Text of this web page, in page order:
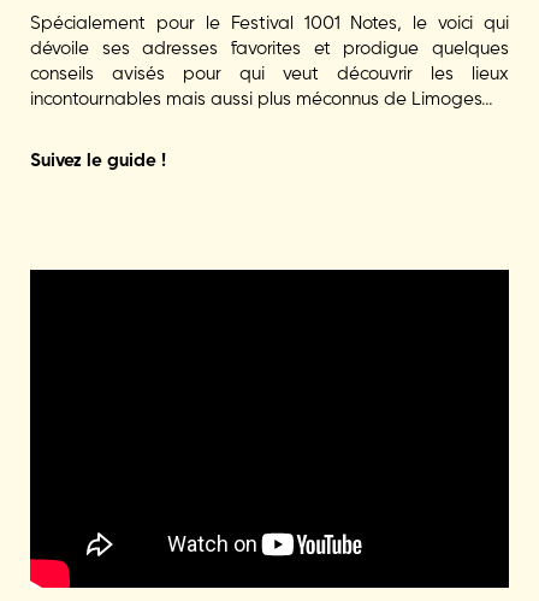
Spécialement pour le Festival 1001 Notes, le voici qui
dévoile ses adresses favorites et prodigue quelques
conseils avisés pour qui veut découvrir les lieux
incontournables mais aussi plus méconnus de Limoges…
Suivez le guide !